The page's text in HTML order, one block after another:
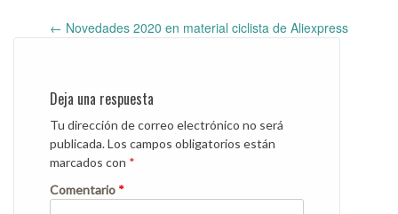
Post
← Novedades 2020 en material ciclista de Aliexpress
Deja una respuesta
Tu dirección de correo electrónico no será
publicada.Los campos obligatorios están
marcados con *
Comentario *